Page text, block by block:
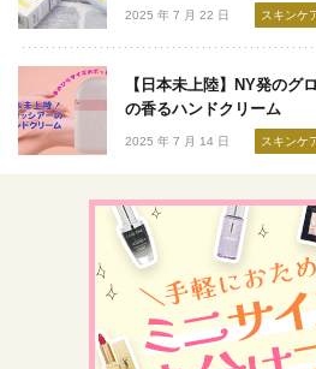
2025 年 7 月 22 日 スキンケ
【日本未上陸】NY発のグ
の香るハンドクリーム
2025 年 7 月 14 日 スキンケ